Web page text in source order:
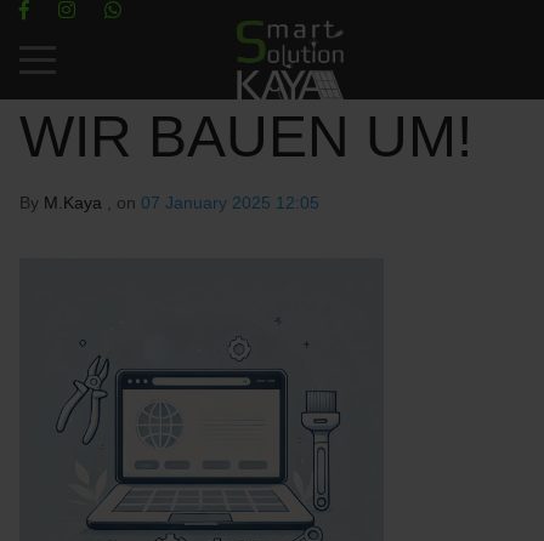
Mobile Menu Toggle
WIR BAUEN UM!
By M.Kaya , on 07 January 2025 12:05